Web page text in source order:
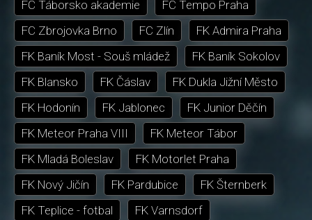
FC Táborsko akademie
FC Tempo Praha
FC Zbrojovka Brno
FC Zlín
FK Admira Praha
FK Baník Most - Souš mládež
FK Baník Sokolov
FK Blansko
FK Čáslav
FK Dukla Jižní Město
FK Hodonín
FK Jablonec
FK Junior Děčín
FK Meteor Praha VIII
FK Meteor Tábor
FK Mladá Boleslav
FK Motorlet Praha
FK Nový Jičín
FK Pardubice
FK Šternberk
FK Teplice - fotbal
FK Varnsdorf